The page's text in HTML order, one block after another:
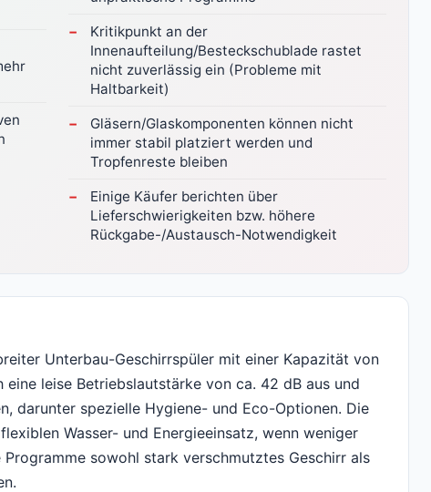
Kritikpunkt an der
Innenaufteilung/Besteckschublade rastet
nicht zuverlässig ein (Probleme mit
Haltbarkeit)
Gläsern/Glaskomponenten können nicht
immer stabil platziert werden und
Tropfenreste bleiben
Einige Käufer berichten über
Lieferschwierigkeiten bzw. höhere
Rückgabe-/Austausch-Notwendigkeit
Unterbau-Geschirrspüler mit einer Kapazität von
leise Betriebslautstärke von ca. 42 dB aus und
darunter spezielle Hygiene- und Eco-Optionen. Die
Wasser- und Energieeinsatz, wenn weniger
sowohl stark verschmutztes Geschirr als